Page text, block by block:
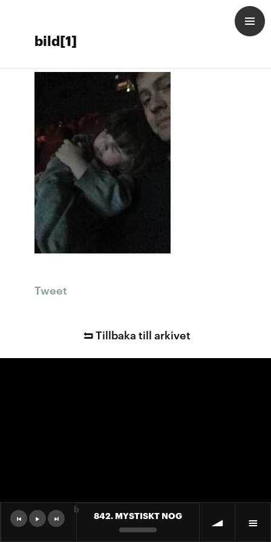
bild[1]
Tweet
Tillbaka till arkivet
842. MYSTISKT NOG
b